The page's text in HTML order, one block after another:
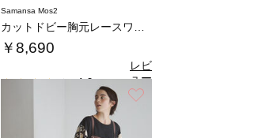
Samansa Mos2
￥8,690
4.0（1）
レビ
ュー
を見
る